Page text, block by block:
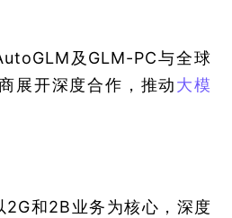
及GLM-PC与全球
展开深度合作，推动大模
2G和2B业务为核心，深度